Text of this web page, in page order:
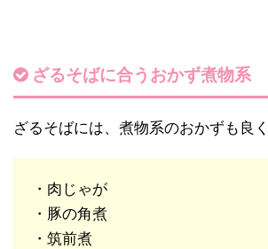
ざるそばに合うおかず煮物系
ざるそばには、煮物系のおかずも良く
・肉じゃが
・豚の角煮
・筑前煮